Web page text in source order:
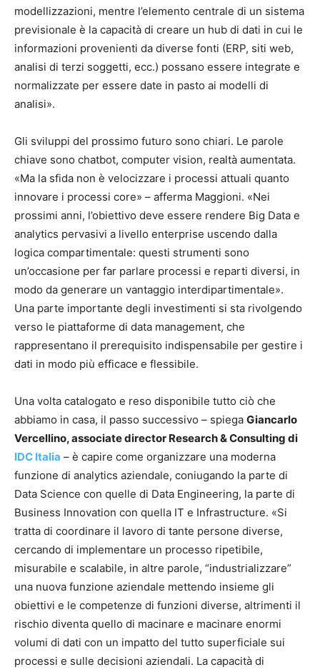
modellizzazioni, mentre l’elemento centrale di un sistema
previsionale è la capacità di creare un hub di dati in cui le
informazioni provenienti da diverse fonti (ERP, siti web,
analisi di terzi soggetti, ecc.) possano essere integrate e
normalizzate per essere date in pasto ai modelli di
analisi».
Gli sviluppi del prossimo futuro sono chiari. Le parole
chiave sono chatbot, computer vision, realtà aumentata.
«Ma la sfida non è velocizzare i processi attuali quanto
innovare i processi core» – afferma Maggioni. «Nei
prossimi anni, l’obiettivo deve essere rendere Big Data e
analytics pervasivi a livello enterprise uscendo dalla
logica compartimentale: questi strumenti sono
un’occasione per far parlare processi e reparti diversi, in
modo da generare un vantaggio interdipartimentale».
Una parte importante degli investimenti si sta rivolgendo
verso le piattaforme di data management, che
rappresentano il prerequisito indispensabile per gestire i
dati in modo più efficace e flessibile.
Una volta catalogato e reso disponibile tutto ciò che
abbiamo in casa, il passo successivo – spiega Giancarlo
Vercellino, associate director Research & Consulting di
IDC Italia – è capire come organizzare una moderna
funzione di analytics aziendale, coniugando la parte di
Data Science con quelle di Data Engineering, la parte di
Business Innovation con quella IT e Infrastructure. «Si
tratta di coordinare il lavoro di tante persone diverse,
cercando di implementare un processo ripetibile,
misurabile e scalabile, in altre parole, “industrializzare”
una nuova funzione aziendale mettendo insieme gli
obiettivi e le competenze di funzioni diverse, altrimenti il
rischio diventa quello di macinare e macinare enormi
volumi di dati con un impatto del tutto superficiale sui
processi e sulle decisioni aziendali. La capacità di